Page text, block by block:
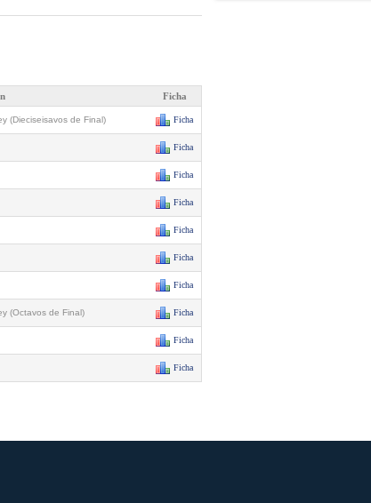
Ficha
(Dieciseisavos de Final) Ficha
Ficha
Ficha
Ficha
Ficha
Ficha
Ficha
(Octavos de Final) Ficha
Ficha
Ficha